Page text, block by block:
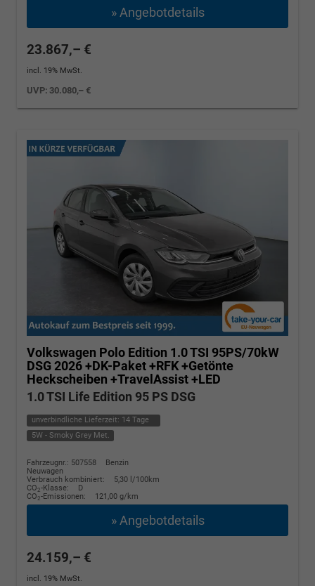
» Angebotdetails
23.867,– €
incl. 19% MwSt.
UVP: 30.080,– €
Volkswagen Polo Edition 1.0 TSI 95PS/70kW
DSG 2026 +DK-Paket +RFK +Getönte
Heckscheiben +TravelAssist +LED
1.0 TSI Life Edition 95 PS DSG
unverbindliche Lieferzeit: 14 Tage
5W - Smoky Grey Met.
Fahrzeugnr.: 507558
Benzin
Neuwagen
Verbrauch kombiniert:
5,30 l/100km
CO2-Klasse:
D
CO2-Emissionen: 121,00 g/km
» Angebotdetails
24.159,– €
incl. 19% MwSt.